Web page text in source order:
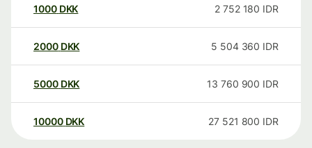
1000 DKK 2 752 180 IDR
2000 DKK 5 504 360 IDR
5000 DKK 13 760 900 IDR
10000 DKK 27 521 800 IDR